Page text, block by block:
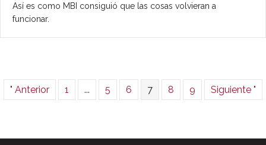
Así es como MBI consiguió que las cosas volvieran a
funcionar.
" Anterior 1 ... 5 6 7 8 9 Siguiente "